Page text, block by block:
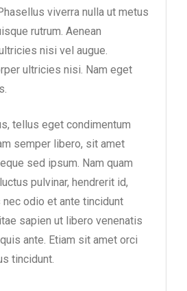
viverra nulla ut metus
rutrum. Aenean
nisi vel augue.
ultricies nisi. Nam eget
tellus eget condimentum
semper libero, sit amet
sed ipsum. Nam quam
pulvinar, hendrerit id,
nec odio et ante tincidunt
sapien ut libero venenatis
ante. Etiam sit amet orci
tincidunt.